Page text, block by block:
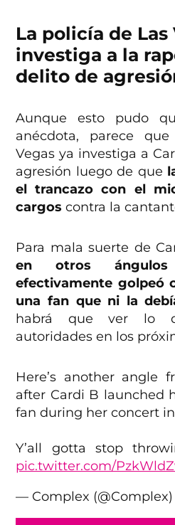
La policía de Las
investiga a la
delito de
Aunque esto pudo
anécdota, parece
Vegas ya investiga a
agresión luego de que
el trancazo con el
cargos contra la
Para mala suerte de
en otros
efectivamente golpeó
una fan que ni la
habrá que ver lo
autoridades en los
Here’s another angle
after Cardi B launched
fan during her concert in
Y’all gotta stop
pic.twitter.com/
— Complex